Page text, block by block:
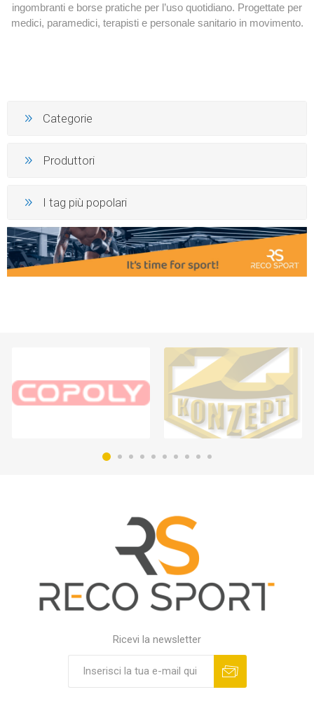
ingombranti e borse pratiche per l’uso quotidiano. Progettate per
medici, paramedici, terapisti e personale sanitario in movimento.
Categorie
Produttori
I tag più popolari
Ricevi la newsletter